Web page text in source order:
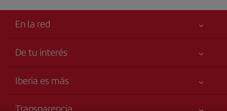
En la red
De tu interés
Tu seguridad es lo primero
Iberia es más